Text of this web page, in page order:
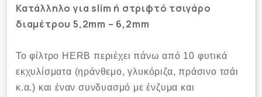
Κατάλληλο για slim ή στριφτό τσιγάρο
διαμέτρου 5,2mm – 6,2mm
Το φίλτρο HERB περιέχει πάνω από 10 φυτικά
εκχυλίσματα (ηράνθεμο, γλυκόριζα, πράσινο τσάι
κ.α.) και έναν συνδυασμό με ένζυμα και